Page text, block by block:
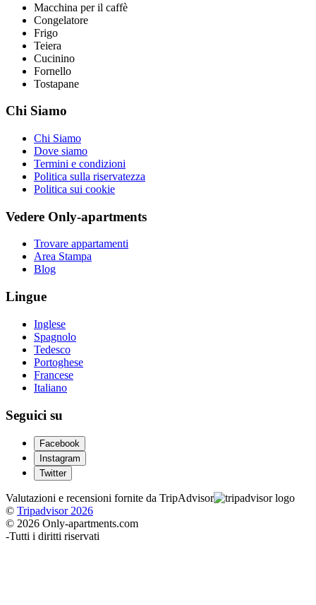
Macchina per il caffè
Congelatore
Frigo
Teiera
Cucinino
Fornello
Tostapane
Chi Siamo
Chi Siamo
Dove siamo
Termini e condizioni
Politica sulla riservatezza
Politica sui cookie
Vedere Only-apartments
Trovare appartamenti
Area Stampa
Blog
Lingue
Inglese
Spagnolo
Tedesco
Portoghese
Francese
Italiano
Seguici su
Facebook
Instagram
Twitter
Valutazioni e recensioni fornite da TripAdvisor
© Tripadvisor 2026
© 2026 Only-apartments.com
-Tutti i diritti riservati